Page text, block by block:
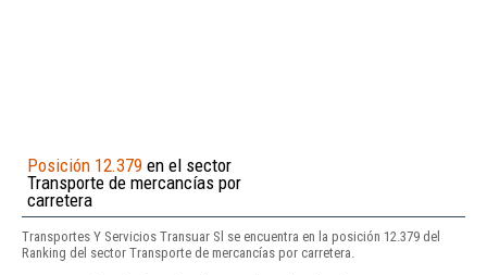
Posición 12.379 en el sector
Transporte de mercancías por
carretera
Transportes Y Servicios Transuar Sl se encuentra en la posición 12.379 del
Ranking del sector Transporte de mercancías por carretera.